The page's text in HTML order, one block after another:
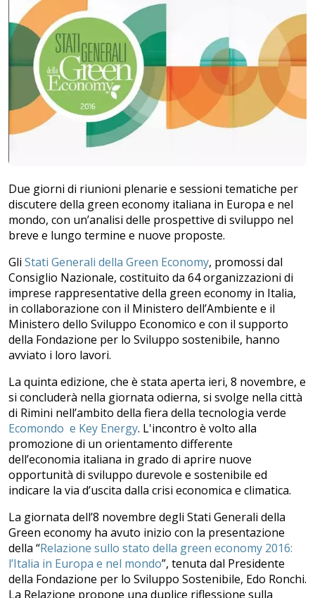
Due giorni di riunioni plenarie e sessioni tematiche per
discutere della green economy italiana in Europa e nel
mondo, con un’analisi delle prospettive di sviluppo nel
breve e lungo termine e nuove proposte.
Gli Stati Generali della Green Economy, promossi dal
Consiglio Nazionale, costituito da 64 organizzazioni di
imprese rappresentative della green economy in Italia,
in collaborazione con il Ministero dell’Ambiente e il
Ministero dello Sviluppo Economico e con il supporto
della Fondazione per lo Sviluppo sostenibile, hanno
avviato i loro lavori.
La quinta edizione, che è stata aperta ieri, 8 novembre, e
si concluderà nella giornata odierna, si svolge nella città
di Rimini nell’ambito della fiera della tecnologia verde
Ecomondo e Key Energy. L'incontro è volto alla
promozione di un orientamento differente
dell’economia italiana in grado di aprire nuove
opportunità di sviluppo durevole e sostenibile ed
indicare la via d’uscita dalla crisi economica e climatica.
La giornata dell’8 novembre degli Stati Generali della
Green economy ha avuto inizio con la presentazione
della “Relazione sullo stato della green economy 2016:
l’Italia in Europa e nel mondo”, tenuta dal Presidente
della Fondazione per lo Sviluppo Sostenibile, Edo Ronchi.
La Relazione propone una duplice riflessione sulla